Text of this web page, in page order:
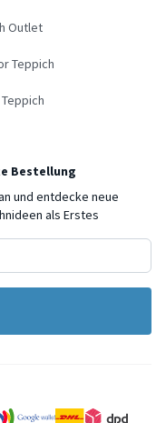
Outlet
Teppich
Bestellung
und entdecke neue
als Erstes